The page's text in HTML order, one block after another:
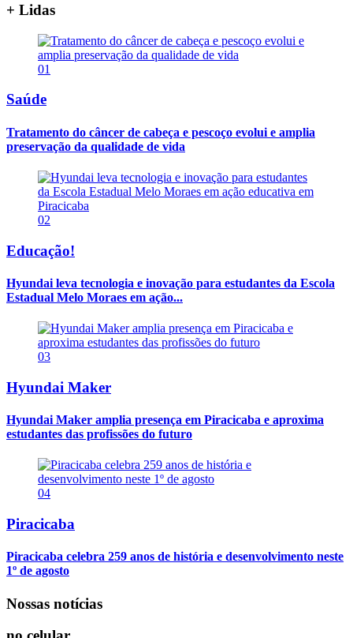
+ Lidas
01
Saúde
Tratamento do câncer de cabeça e pescoço evolui e amplia
preservação da qualidade de vida
02
Educação!
Hyundai leva tecnologia e inovação para estudantes da Escola
Estadual Melo Moraes em ação...
03
Hyundai Maker
Hyundai Maker amplia presença em Piracicaba e aproxima
estudantes das profissões do futuro
04
Piracicaba
Piracicaba celebra 259 anos de história e desenvolvimento neste
1º de agosto
Nossas notícias